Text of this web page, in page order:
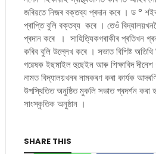
জৰিয়তে নিজৰ বক্তব্য প্ৰদান কৰে । ড °
প্ৰাপ্তি বুলি বক্তব্য কৰে । তেওঁ
প্ৰদান কৰে । সাহিত্যিকগৰাকীৰ প্ৰতিখন
কৰিব বুলি উল্লেখ কৰে । সভাত বিশিষ্ট অতিথি
গৱেষক ইছমাইল হুছেইন আৰু শিক্ষাবিদ দীনেশ
নামত বিদ্যালয়খনৰ নামকৰণ কৰা কাৰ্যক
উপস্থিতিত অনুষ্ঠিত মুকলি সভাত প্ৰদৰ্শন কৰা
সাংস্কৃতিক অনুষ্ঠান ।
SHARE THIS